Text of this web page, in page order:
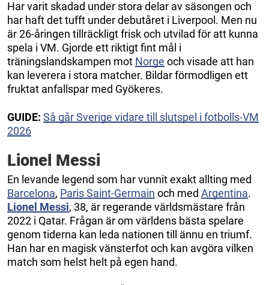
Har varit skadad under stora delar av säsongen och
har haft det tufft under debutåret i Liverpool. Men nu
är 26-åringen tillräckligt frisk och utvilad för att kunna
spela i VM. Gjorde ett riktigt fint mål i
träningslandskampen mot Norge och visade att han
kan leverera i stora matcher. Bildar förmodligen ett
fruktat anfallspar med Gyökeres.
GUIDE: Så går Sverige vidare till slutspel i fotbolls-VM
2026
Lionel Messi
En levande legend som har vunnit exakt allting med
Barcelona, Paris Saint-Germain och med Argentina.
Lionel Messi, 38, är regerande världsmästare från
2022 i Qatar. Frågan är om världens bästa spelare
genom tiderna kan leda nationen till ännu en triumf.
Han har en magisk vänsterfot och kan avgöra vilken
match som helst helt på egen hand.